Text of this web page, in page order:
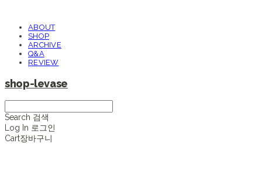
ABOUT
SHOP
ARCHIVE
Q&A
REVIEW
shop-levase
Search 검색
Log In 로그인
Cart장바구니